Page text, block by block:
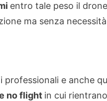
entro tale peso il
ma senza
professionali e anche
no flight in cui